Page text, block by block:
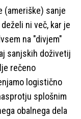
(ameriške) sanje
ni več, kar je
na "divjem"
sanjskih doživetij
rečeno
logistično
splošnim
obalnega dela